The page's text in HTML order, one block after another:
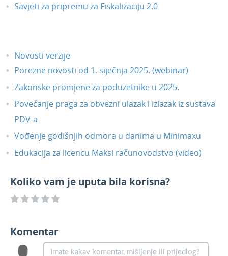
Savjeti za pripremu za Fiskalizaciju 2.0
Novosti verzije
Porezne novosti od 1. siječnja 2025. (webinar)
Zakonske promjene za poduzetnike u 2025.
Povećanje praga za obvezni ulazak i izlazak iz sustava
PDV-a
Vođenje godišnjih odmora u danima u Minimaxu
Edukacija za licencu Maksi računovodstvo (video)
Koliko vam je uputa bila korisna?
Komentar